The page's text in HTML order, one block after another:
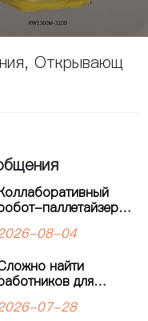
Открывающ
паллетайзер
линий
08-04
найти
для
07-28